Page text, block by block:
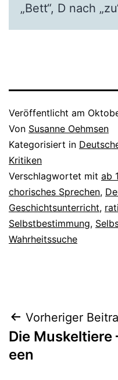
„Bett“, D nach
Veröffentlicht am
Von Susanne Oehmsen
Kategorisiert in
Kritiken
Verschlagwortet mit ab
chorisches Sprechen,
Geschichtsunterricht,
Selbstbestimmung,
Wahrheitssuche
Beitrags-
Navigation
Vorheriger
Die Muskeltiere
een